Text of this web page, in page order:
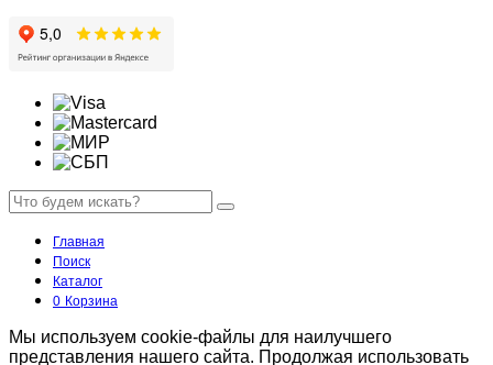
Главная
Поиск
Каталог
0 Корзина
Мы используем cookie-файлы для наилучшего
представления нашего сайта. Продолжая использовать